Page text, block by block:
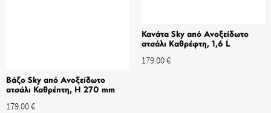
Βάζο Sky από Ανοξείδωτο
ατσάλι Καθρέπτη, H 270 mm
179.00€
Κανάτα Sky από Ανοξείδωτο
ατσάλι Kαθρέφτη, 1,6 L
179.00€